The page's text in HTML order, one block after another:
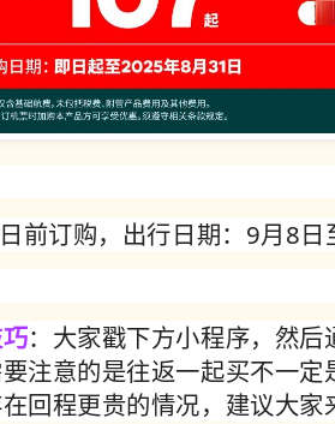
前订购，出行日期：9月8
：大家戳下方小程序，然
注意的是往返一起买不一
回程更贵的情况，建议大